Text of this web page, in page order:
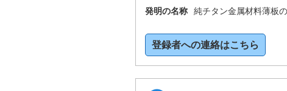
発明の名称
純チタン金属材料薄板
登録者への連絡はこちら